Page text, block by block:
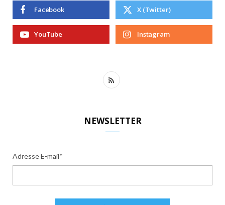
Facebook X (Twitter)
YouTube Instagram
R
NEWSLETTER
Adresse E-mail*